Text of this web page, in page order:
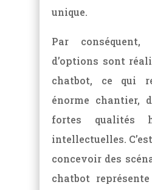
unique.
Par
d’options sont
chatbot, ce qui
énorme chantier,
fortes qualités
intellectuelles.
concevoir des
chatbot